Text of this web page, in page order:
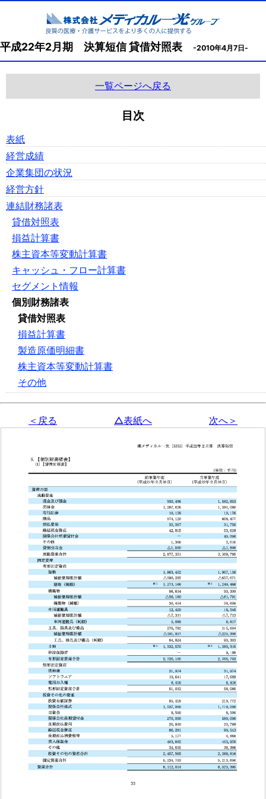
平成22年2月期 決算短信 貸借対照表 -2010年4月7日-
一覧ページへ戻る
目次
表紙
経営成績
企業集団の状況
経営方針
連結財務諸表
貸借対照表
損益計算書
株主資本等変動計算書
キャッシュ・フロー計算書
セグメント情報
個別財務諸表
貸借対照表
損益計算書
製造原価明細書
株主資本等変動計算書
その他
＜戻る △表紙へ 次へ＞